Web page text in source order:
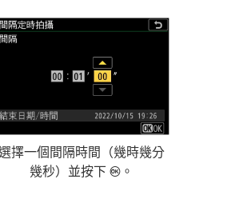
擇一個間隔時間（幾時幾分
幾秒）並按下 J。